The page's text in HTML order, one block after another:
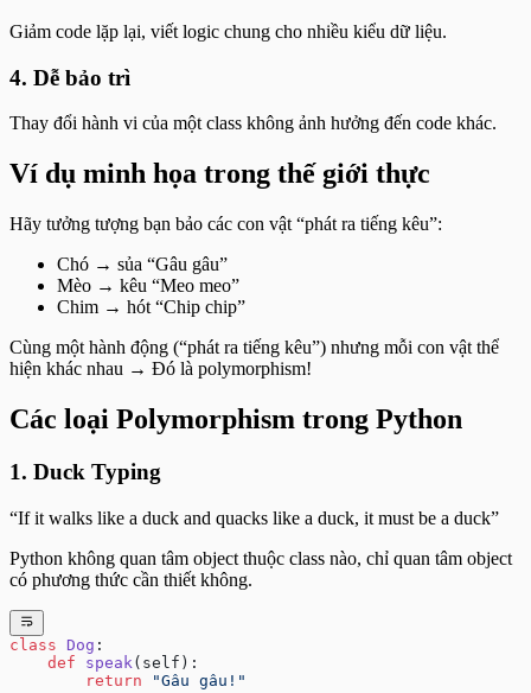
Giảm code lặp lại, viết logic chung cho nhiều kiểu dữ liệu.
4. Dễ bảo trì
Thay đổi hành vi của một class không ảnh hưởng đến code khác.
Ví dụ minh họa trong thế giới thực
Hãy tưởng tượng bạn bảo các con vật “phát ra tiếng kêu”:
Chó → sủa “Gâu gâu”
Mèo → kêu “Meo meo”
Chim → hót “Chip chip”
Cùng một hành động (“phát ra tiếng kêu”) nhưng mỗi con vật thể
hiện khác nhau → Đó là polymorphism!
Các loại Polymorphism trong Python
1. Duck Typing
“If it walks like a duck and quacks like a duck, it must be a duck”
Python không quan tâm object thuộc class nào, chỉ quan tâm object
có phương thức cần thiết không.
class Dog :
    def
speak (self):
        return
"Gâu gâu!"